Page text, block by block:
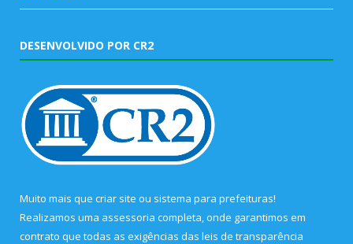
DESENVOLVIDO POR CR2
Muito mais que criar site ou sistema para prefeituras!
Realizamos uma assessoria completa, onde garantimos em
contrato que todas as exigências das leis de transparência